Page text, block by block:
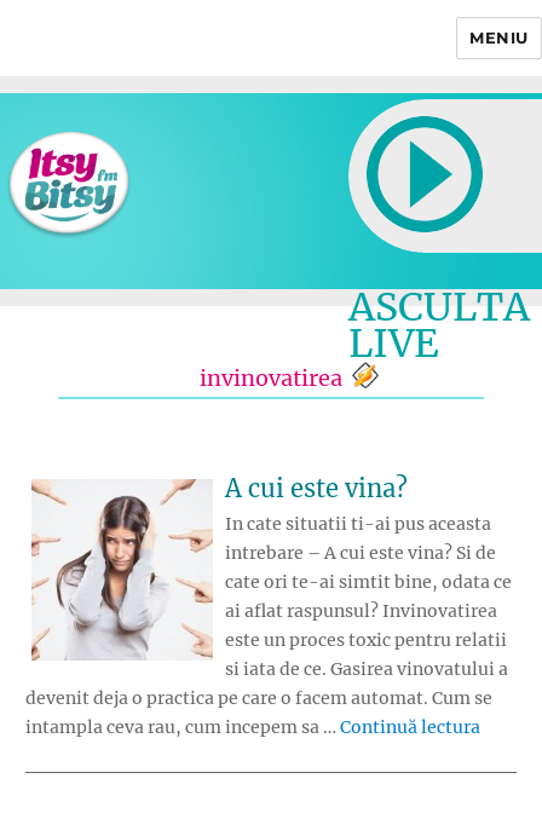
MENIU
ASCULTA
LIVE
invinovatirea
A cui este vina?
In cate situatii ti-ai pus aceasta
intrebare – A cui este vina? Si de
cate ori te-ai simtit bine, odata ce
ai aflat raspunsul? Invinovatirea
este un proces toxic pentru relatii
si iata de ce. Gasirea vinovatului a
devenit deja o practica pe care o facem automat. Cum se
intampla ceva rau, cum incepem sa … Continuă lectura